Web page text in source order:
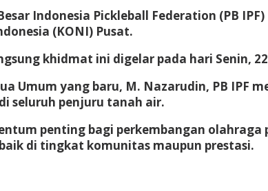
Indonesia Pickleball Federation (PB
(KONI) Pusat.
khidmat ini digelar pada hari Senin,
Umum yang baru, M. Nazarudin, PB IPF
seluruh penjuru tanah air.
penting bagi perkembangan
di tingkat komunitas maupun prestasi.